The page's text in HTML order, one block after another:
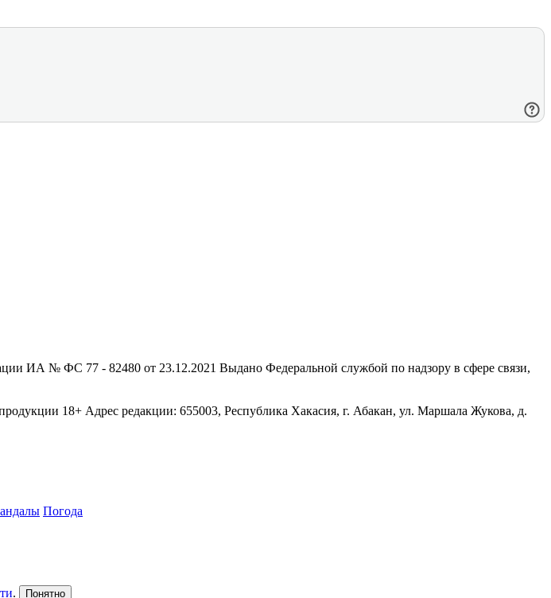
ИА № ФС 77 - 82480 от 23.12.2021 Выдано Федеральной службой по надзору в сфере связи,
18+ Адрес редакции: 655003, Республика Хакасия, г. Абакан, ул. Маршала Жукова, д.
Погода
. Понятно